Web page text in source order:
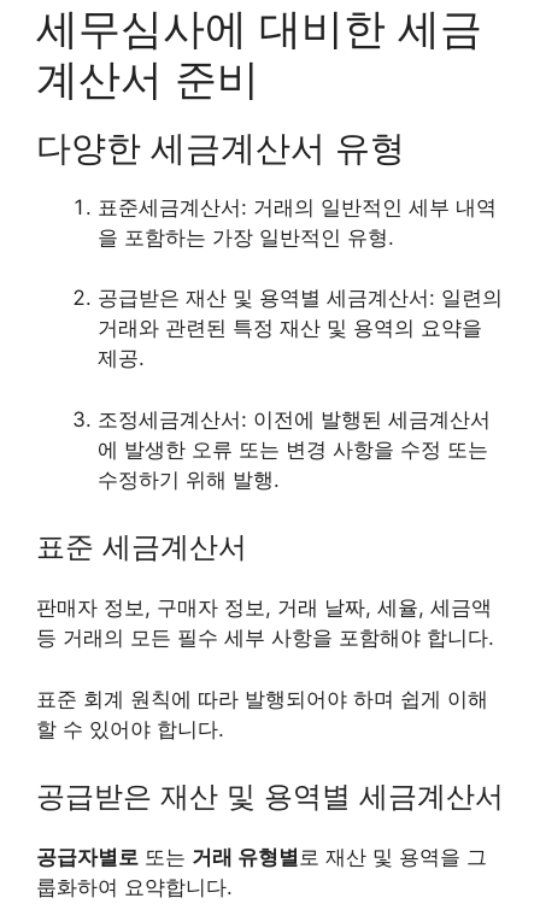
세무심사에 대비한 세금
계산서 준비
다양한 세금계산서 유형
표준세금계산서: 거래의 일반적인 세부 내역
을 포함하는 가장 일반적인 유형.
공급받은 재산 및 용역별 세금계산서: 일련의
거래와 관련된 특정 재산 및 용역의 요약을
제공.
조정세금계산서: 이전에 발행된 세금계산서
에 발생한 오류 또는 변경 사항을 수정 또는
수정하기 위해 발행.
표준 세금계산서
판매자 정보, 구매자 정보, 거래 날짜, 세율, 세금액
등 거래의 모든 필수 세부 사항을 포함해야 합니다.
표준 회계 원칙에 따라 발행되어야 하며 쉽게 이해
할 수 있어야 합니다.
공급받은 재산 및 용역별 세금계산서
공급자별로 또는 거래 유형별로 재산 및 용역을 그
룹화하여 요약합니다.